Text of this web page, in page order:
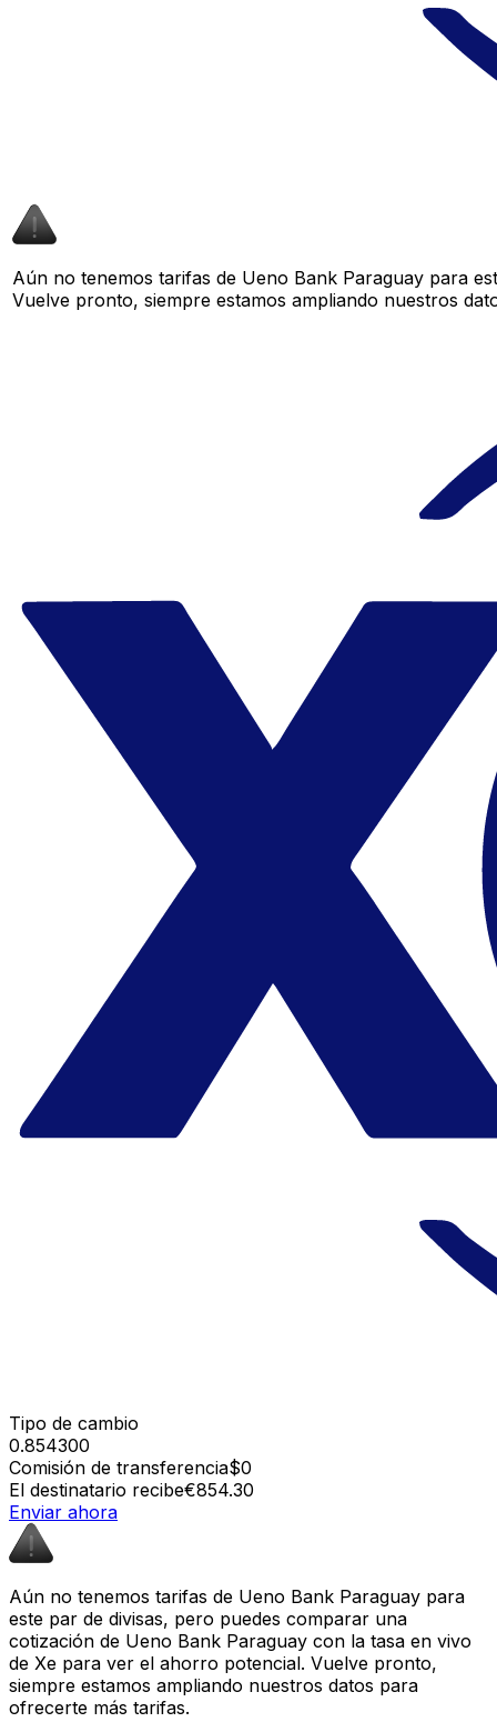
Aún no tenemos tarifas de Ueno Bank Paraguay para
Vuelve pronto, siempre estamos ampliando nuestros
Tipo de cambio
0.854300
Comisión de transferencia$0
El destinatario recibe€854.30
Enviar ahora
Aún no tenemos tarifas de Ueno Bank Paraguay para
este par de divisas, pero puedes comparar una
cotización de Ueno Bank Paraguay con la tasa en vivo
de Xe para ver el ahorro potencial. Vuelve pronto,
siempre estamos ampliando nuestros datos para
ofrecerte más tarifas.